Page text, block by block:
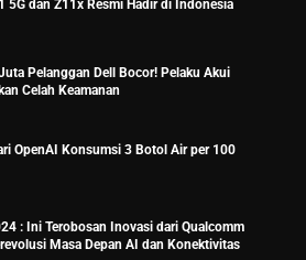
5G dan Z11x Resmi Hadir di Indonesia
Pelanggan Dell Bocor! Pelaku Akui
Celah Keamanan
OpenAI Konsumsi 3 Botol Air per 100
: Ini Terobosan Inovasi dari Qualcomm
Masa Depan AI dan Konektivitas